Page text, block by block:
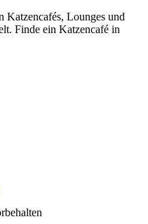
Katzencafés, Lounges und
Finde ein Katzencafé in